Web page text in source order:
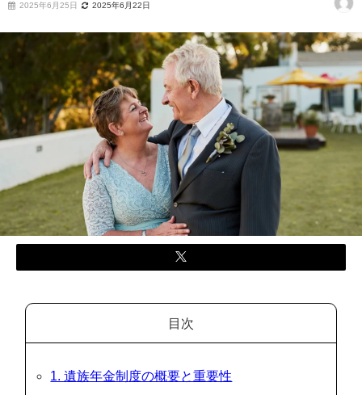
2025年6月25日 2025年6月22日
目次
1. 遺族年金制度の概要と重要性